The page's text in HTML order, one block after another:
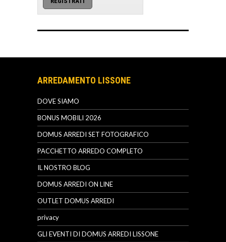
ARREDAMENTO LISSONE
DOVE SIAMO
BONUS MOBILI 2026
DOMUS ARREDI SET FOTOGRAFICO
PACCHETTO ARREDO COMPLETO
IL NOSTRO BLOG
DOMUS ARREDI ON LINE
OUTLET DOMUS ARREDI
privacy
GLI EVENTI DI DOMUS ARREDI LISSONE